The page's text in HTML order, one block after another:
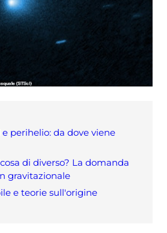
perihelio: da dove viene
di diverso? La domanda
gravitazionale
e teorie sull'origine